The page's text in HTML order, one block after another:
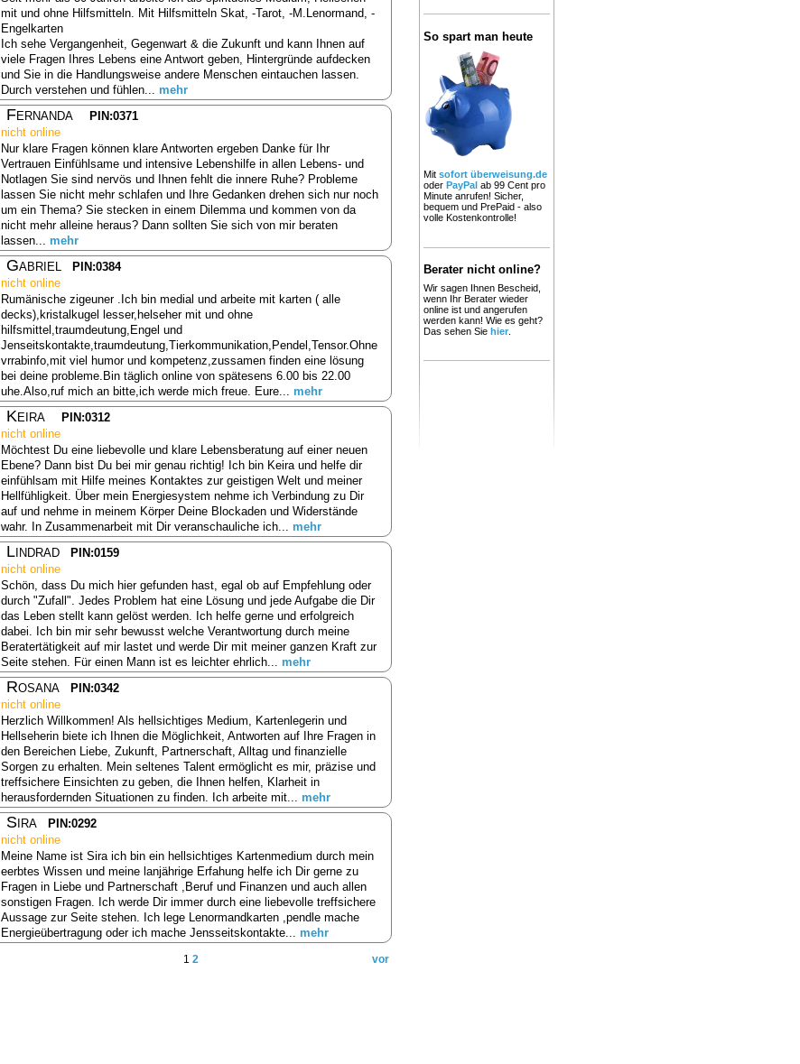
mit und ohne Hilfsmitteln. Mit Hilfsmitteln Skat, -Tarot, -M.Lenormand, -
Engelkarten
Ich sehe Vergangenheit, Gegenwart & die Zukunft und kann Ihnen auf
viele Fragen Ihres Lebens eine Antwort geben, Hintergründe aufdecken
und Sie in die Handlungsweise andere Menschen eintauchen lassen.
Durch verstehen und fühlen... mehr
Fernanda
PIN:0371
nicht online
Nur klare Fragen können klare Antworten ergeben Danke für Ihr
Vertrauen Einfühlsame und intensive Lebenshilfe in allen Lebens- und
Notlagen Sie sind nervös und Ihnen fehlt die innere Ruhe? Probleme
lassen Sie nicht mehr schlafen und Ihre Gedanken drehen sich nur noch
um ein Thema? Sie stecken in einem Dilemma und kommen von da
nicht mehr alleine heraus? Dann sollten Sie sich von mir beraten
lassen... mehr
Gabriel
PIN:0384
nicht online
Rumänische zigeuner .Ich bin medial und arbeite mit karten ( alle
decks),kristalkugel lesser,helseher mit und ohne
hilfsmittel,traumdeutung,Engel und
Jenseitskontakte,traumdeutung,Tierkommunikation,Pendel,Tensor.Ohne
vrrabinfo,mit viel humor und kompetenz,zussamen finden eine lösung
bei deine probleme.Bin täglich online von spätesens 6.00 bis 22.00
uhe.Also,ruf mich an bitte,ich werde mich freue. Eure... mehr
Keira
PIN:0312
nicht online
Möchtest Du eine liebevolle und klare Lebensberatung auf einer neuen
Ebene? Dann bist Du bei mir genau richtig! Ich bin Keira und helfe dir
einfühlsam mit Hilfe meines Kontaktes zur geistigen Welt und meiner
Hellfühligkeit. Über mein Energiesystem nehme ich Verbindung zu Dir
auf und nehme in meinem Körper Deine Blockaden und Widerstände
wahr. In Zusammenarbeit mit Dir veranschauliche ich... mehr
Lindrad
PIN:0159
nicht online
Schön, dass Du mich hier gefunden hast, egal ob auf Empfehlung oder
durch "Zufall". Jedes Problem hat eine Lösung und jede Aufgabe die Dir
das Leben stellt kann gelöst werden. Ich helfe gerne und erfolgreich
dabei. Ich bin mir sehr bewusst welche Verantwortung durch meine
Beratertätigkeit auf mir lastet und werde Dir mit meiner ganzen Kraft zur
Seite stehen. Für einen Mann ist es leichter ehrlich... mehr
Rosana
PIN:0342
nicht online
Herzlich Willkommen! Als hellsichtiges Medium, Kartenlegerin und
Hellseherin biete ich Ihnen die Möglichkeit, Antworten auf Ihre Fragen in
den Bereichen Liebe, Zukunft, Partnerschaft, Alltag und finanzielle
Sorgen zu erhalten. Mein seltenes Talent ermöglicht es mir, präzise und
treffsichere Einsichten zu geben, die Ihnen helfen, Klarheit in
herausfordernden Situationen zu finden. Ich arbeite mit... mehr
Sira
PIN:0292
nicht online
Meine Name ist Sira ich bin ein hellsichtiges Kartenmedium durch mein
eerbtes Wissen und meine lanjährige Erfahung helfe ich Dir gerne zu
Fragen in Liebe und Partnerschaft ,Beruf und Finanzen und auch allen
sonstigen Fragen. Ich werde Dir immer durch eine liebevolle treffsichere
Aussage zur Seite stehen. Ich lege Lenormandkarten ,pendle mache
Energieübertragung oder ich mache Jensseitskontakte... mehr
1 2 vor
So spart man heute
Mit sofort überweisung.de
oder PayPal ab 99 Cent pro
Minute anrufen! Sicher,
bequem und PrePaid - also
volle Kostenkontrolle!
Berater nicht online?
Wir sagen Ihnen Bescheid,
wenn Ihr Berater wieder
online ist und angerufen
werden kann! Wie es geht?
Das sehen Sie hier